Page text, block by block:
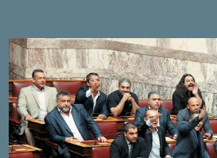
Ζέρβα με την πορεία τους που
τελικό επί της Λιθουανίας, υπάρχουν
δυσάρεστα...